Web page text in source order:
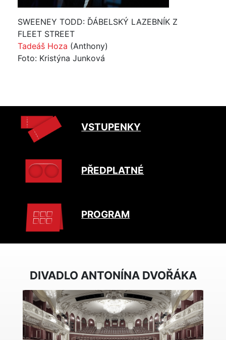
SWEENEY TODD: ĎÁBELSKÝ LAZEBNÍK Z
FLEET STREET
Tadeáš Hoza (Anthony)
Foto: Kristýna Junková
VSTUPENKY
PŘEDPLATNÉ
PROGRAM
DIVADLO ANTONÍNA DVOŘÁKA